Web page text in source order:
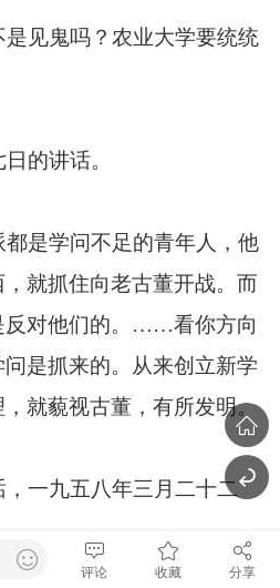
见鬼吗？农业大学要统统
日的讲话。
是学问不足的青年人，他
就抓住向老古董开战。而
反对他们的。……看你方向
是抓来的。从来创立新学
就藐视古董，有所发明。
一九五八年三月二十二
评论 收藏 分享